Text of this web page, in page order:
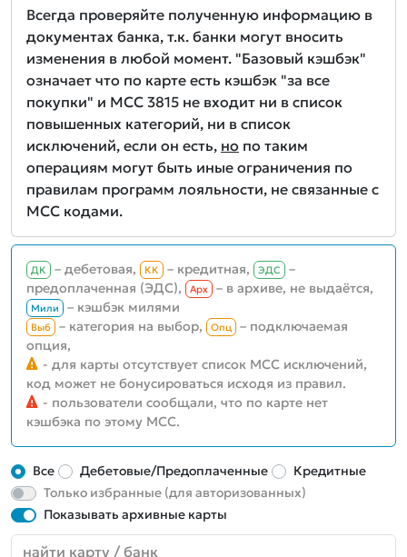
Всегда проверяйте полученную информацию в
документах банка, т.к. банки могут вносить
изменения в любой момент. "Базовый кэшбэк"
означает что по карте есть кэшбэк "за все
покупки" и MCC 3815 не входит ни в список
повышенных категорий, ни в список
исключений, если он есть, но по таким
операциям могут быть иные ограничения по
правилам программ лояльности, не связанные с
MCC кодами.
ДК – дебетовая, КК – кредитная, ЭДС
–
предоплаченная (ЭДС),
Aрх – в архиве, не выдаётся,
Мили – кэшбэк милями
Выб – категория на выбор, Опц
– подключаемая
опция,
- для карты отсутствует список MCC исключений,
код может не бонусироваться исходя из правил.
- пользователи сообщали, что по карте нет
кэшбэка по этому MCC.
Все Дебетовые/Предоплаченные
Кредитные
Только избранные (для авторизованных)
Показывать архивные карты